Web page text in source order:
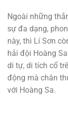
Ngoài những
sự đa dạng,
này, thì Lí Sơn
hải đội Hoàng
di tự, di tích cổ
động mà chân
với Hoàng Sa.